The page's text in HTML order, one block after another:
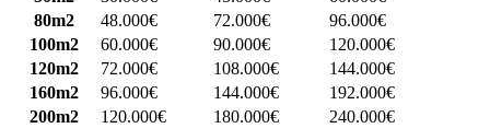
80m2
48.000€ 72.000€
96.000€
100m2
60.000€ 90.000€
120.000€
120m2
72.000€ 108.000€
144.000€
160m2
96.000€ 144.000€
192.000€
200m2
120.000€ 180.000€ 240.000€